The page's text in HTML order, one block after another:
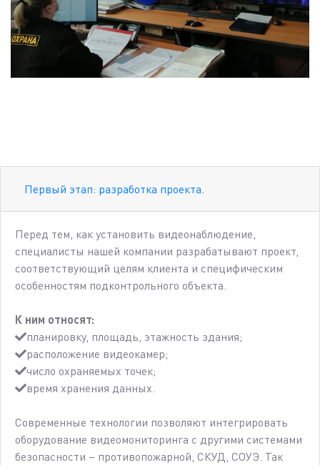
Первый этап: разработка проекта.
Перед тем, как установить видеонаблюдение,
специалисты нашей компании разрабатывают проект,
соответствующий целям клиента и специфическим
особенностям подконтрольного объекта.
К ним относят:
планировку, площадь, этажность здания;
расположение видеокамер;
число охраняемых точек;
время хранения данных.
Современные технологии позволяют интегрировать
оборудование видеомониторинга с другими системами
безопасности – противопожарной, СКУД, СОУЭ. Так